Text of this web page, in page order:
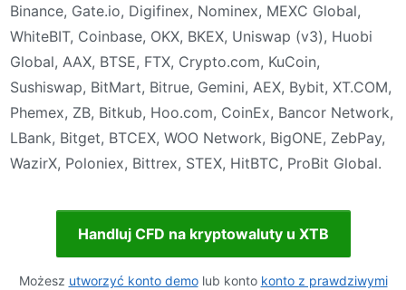
Binance, Gate.io, Digifinex, Nominex, MEXC Global,
WhiteBIT, Coinbase, OKX, BKEX, Uniswap (v3), Huobi
Global, AAX, BTSE, FTX, Crypto.com, KuCoin,
Sushiswap, BitMart, Bitrue, Gemini, AEX, Bybit, XT.COM,
Phemex, ZB, Bitkub, Hoo.com, CoinEx, Bancor Network,
LBank, Bitget, BTCEX, WOO Network, BigONE, ZebPay,
WazirX, Poloniex, Bittrex, STEX, HitBTC, ProBit Global.
Handluj CFD na kryptowaluty u XTB
Możesz utworzyć konto demolub konto konto z prawdziwymi